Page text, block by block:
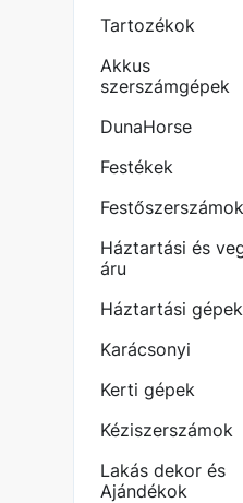
Tartozékok
Akkus
szerszámgépek
DunaHorse
Festékek
Festőszerszámok
Háztartási és
áru
Háztartási gépek
Karácsonyi
Kerti gépek
Kéziszerszámok
Lakás dekor és
Ajándékok